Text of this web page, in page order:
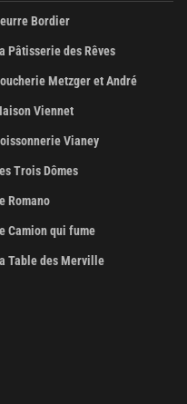
Bordier
Pâtisserie des Rêves
Metzger et André
Viennet
Vianey
Trois Dômes
Romano
Camion qui fume
Table des Merville